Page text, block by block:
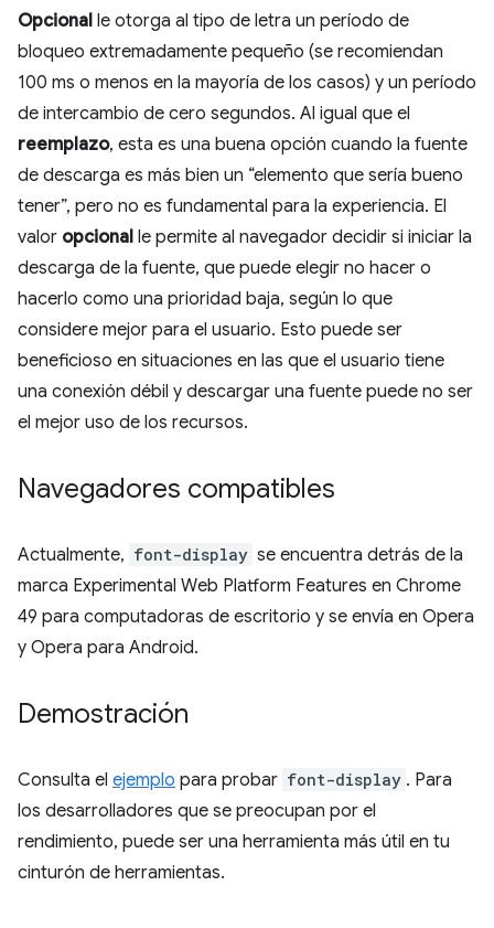
Opcional le otorga al tipo de letra un período de
bloqueo extremadamente pequeño (se recomiendan
100 ms o menos en la mayoría de los casos) y un período
de intercambio de cero segundos. Al igual que el
reemplazo, esta es una buena opción cuando la fuente
de descarga es más bien un “elemento que sería bueno
tener”, pero no es fundamental para la experiencia. El
valor opcional le permite al navegador decidir si iniciar la
descarga de la fuente, que puede elegir no hacer o
hacerlo como una prioridad baja, según lo que
considere mejor para el usuario. Esto puede ser
beneficioso en situaciones en las que el usuario tiene
una conexión débil y descargar una fuente puede no ser
el mejor uso de los recursos.
Navegadores compatibles
Actualmente, font-display se encuentra detrás de la
marca Experimental Web Platform Features en Chrome
49 para computadoras de escritorio y se envía en Opera
y Opera para Android.
Demostración
Consulta el ejemplo para probar font-display . Para
los desarrolladores que se preocupan por el
rendimiento, puede ser una herramienta más útil en tu
cinturón de herramientas.